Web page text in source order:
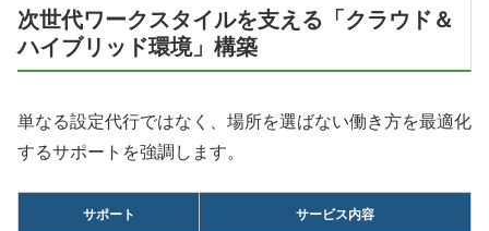
次世代ワークスタイルを支える「クラウド＆
ハイブリッド環境」構築
単なる設定代行ではなく、場所を選ばない働き方を最適化
するサポートを強調します。
サポート サービス内容